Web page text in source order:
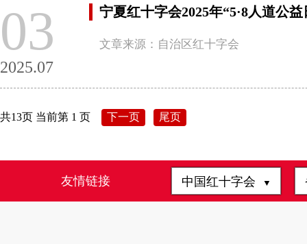
03
2025.07
宁夏红十字会2025年“5·8人道公
文章来源：自治区红十字会
共13页 当前第 1 页 下一页 尾页
友情链接 中国红十字会 ▼